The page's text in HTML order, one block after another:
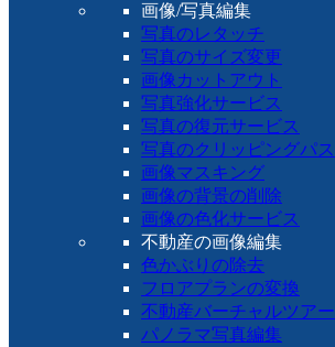
画像/写真編集
写真のレタッチ
写真のサイズ変更
画像カットアウト
写真強化サービス
写真の復元サービス
写真のクリッピングパス
画像マスキング
画像の背景の削除
画像の色化サービス
不動産の画像編集
色かぶりの除去
フロアプランの変換
不動産バーチャルツアー
パノラマ写真編集